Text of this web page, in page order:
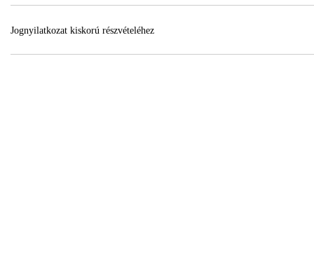
Jognyilatkozat kiskorú részvételéhez